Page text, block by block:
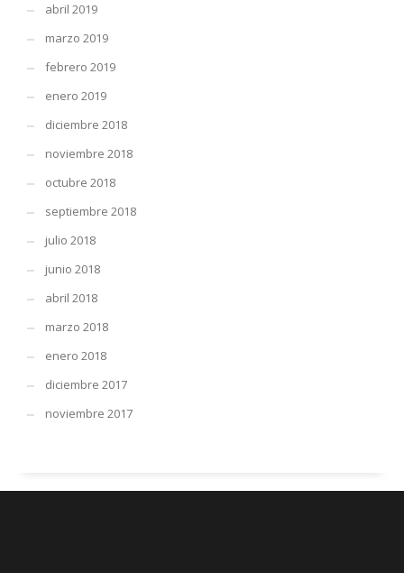
abril 2019
marzo 2019
febrero 2019
enero 2019
diciembre 2018
noviembre 2018
octubre 2018
septiembre 2018
julio 2018
junio 2018
abril 2018
marzo 2018
enero 2018
diciembre 2017
noviembre 2017